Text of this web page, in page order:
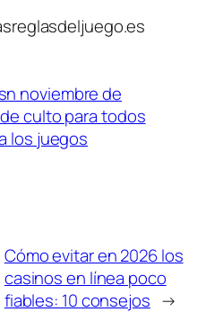
noviembre de
culto para todos
los juegos
Cómo evitar en 2026 los
casinos en línea poco
fiables: 10 consejos →